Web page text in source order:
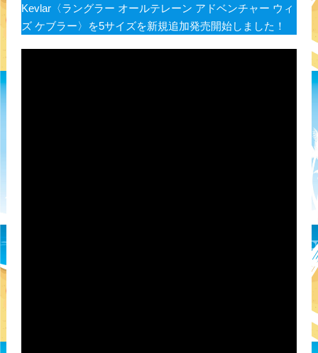
Kevlar〈ラングラー オールテレーン アドベンチャー ウィ
ズ ケブラー〉を5サイズを新規追加発売開始しました！